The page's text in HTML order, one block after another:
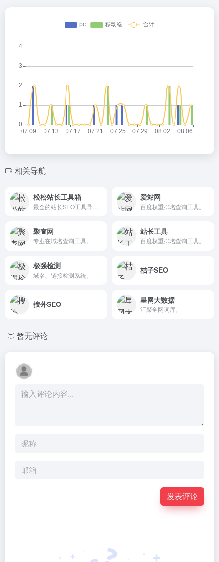
相关导航
松松站长工具箱 爱站网
百度权重排名查询工具。
聚查网
专业在域名查询工具。
站长工具
百度权重排名查询工具。
极强检测
域名、链接检测系统。
桔子SEO
搜外SEO 星网大数据
汇聚全网词库。
暂无评论
发表评论